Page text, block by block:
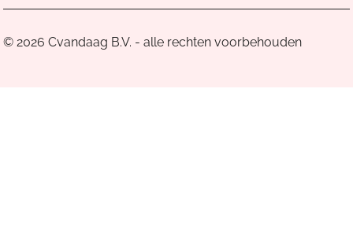
© 2026 Cvandaag B.V. - alle rechten voorbehouden